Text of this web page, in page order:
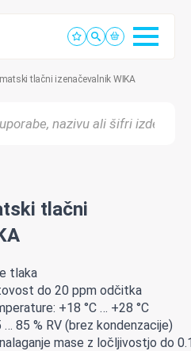
tlačni izenačevalnik WIKA
tlačni
tlaka
do 20 ppm odčitka
+18 °C … +28 °C
85 % RV (brez kondenzacije)
nalaganje mase z ločljivostjo do 0.